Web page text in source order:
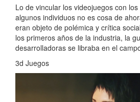
Lo de vincular los videojuegos con
algunos individuos no es cosa de
eran objeto de polémica y crítica
los primeros años de la industria, la
desarrolladoras se libraba en el
3d Juegos